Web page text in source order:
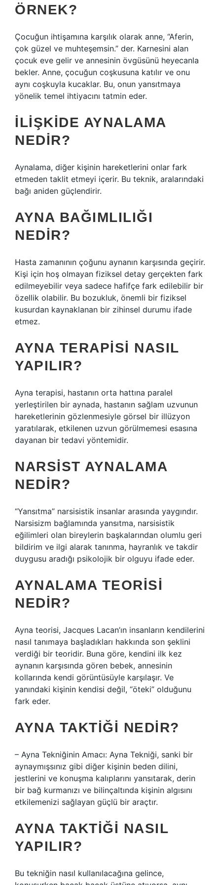
ÖRNEK?
Çocuğun ihtişamına karşılık olarak anne, “Aferin,
çok güzel ve muhteşemsin.” der. Karnesini alan
çocuk eve gelir ve annesinin övgüsünü heyecanla
bekler. Anne, çocuğun coşkusuna katılır ve onu
aynı coşkuyla kucaklar. Bu, onun yansıtmaya
yönelik temel ihtiyacını tatmin eder.
İLIŞKIDE AYNALAMA
NEDIR?
Aynalama, diğer kişinin hareketlerini onlar fark
etmeden taklit etmeyi içerir. Bu teknik, aralarındaki
bağı aniden güçlendirir.
AYNA BAĞIMLILIĞI
NEDIR?
Hasta zamanının çoğunu aynanın karşısında geçirir.
Kişi için hoş olmayan fiziksel detay gerçekten fark
edilmeyebilir veya sadece hafifçe fark edilebilir bir
özellik olabilir. Bu bozukluk, önemli bir fiziksel
kusurdan kaynaklanan bir zihinsel durumu ifade
etmez.
AYNA TERAPISI NASIL
YAPILIR?
Ayna terapisi, hastanın orta hattına paralel
yerleştirilen bir aynada, hastanın sağlam uzvunun
hareketlerinin gözlenmesiyle görsel bir illüzyon
yaratılarak, etkilenen uzvun görülmemesi esasına
dayanan bir tedavi yöntemidir.
NARSIST AYNALAMA
NEDIR?
“Yansıtma” narsisistik insanlar arasında yaygındır.
Narsisizm bağlamında yansıtma, narsisistik
eğilimleri olan bireylerin başkalarından olumlu geri
bildirim ve ilgi alarak tanınma, hayranlık ve takdir
duygusu aradığı psikolojik bir olguyu ifade eder.
AYNALAMA TEORISI
NEDIR?
Ayna teorisi, Jacques Lacan’ın insanların kendilerini
nasıl tanımaya başladıkları hakkında son şeklini
verdiği bir teoridir. Buna göre, kendini ilk kez
aynanın karşısında gören bebek, annesinin
kollarında kendi görüntüsüyle karşılaşır. Ve
yanındaki kişinin kendisi değil, “öteki” olduğunu
fark eder.
AYNA TAKTIĞI NEDIR?
– Ayna Tekniğinin Amacı: Ayna Tekniği, sanki bir
aynaymışsınız gibi diğer kişinin beden dilini,
jestlerini ve konuşma kalıplarını yansıtarak, derin
bir bağ kurmanızı ve bilinçaltında kişinin algısını
etkilemenizi sağlayan güçlü bir araçtır.
AYNA TAKTIĞI NASIL
YAPILIR?
Bu tekniğin nasıl kullanılacağına gelince,